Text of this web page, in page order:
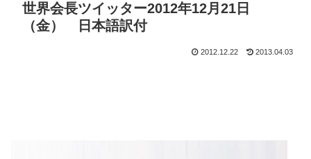
世界会長ツイッター2012年12月21日
（金） 日本語訳付
2012.12.22 2013.04.03